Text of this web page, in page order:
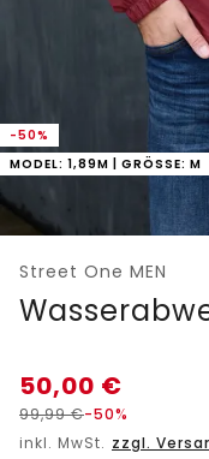
-50%
MODEL: 1,89M | GRÖSSE: M
Street One MEN
50,00 €
99,99€-50%
inkl. MwSt. zzgl.